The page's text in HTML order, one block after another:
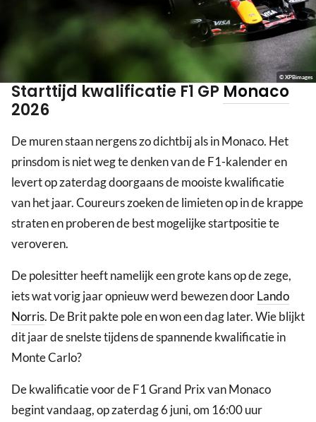
© XPBimages
Starttijd kwalificatie F1 GP Monaco
2026
De muren staan nergens zo dichtbij als in Monaco. Het
prinsdom is niet weg te denken van de F1-kalender en
levert op zaterdag doorgaans de mooiste kwalificatie
van het jaar. Coureurs zoeken de limieten op in de krappe
straten en proberen de best mogelijke startpositie te
veroveren.
De polesitter heeft namelijk een grote kans op de zege,
iets wat vorig jaar opnieuw werd bewezen doorLando
Norris. De Brit pakte pole en won een dag later. Wie blijkt
dit jaar de snelste tijdens de spannende kwalificatie in
Monte Carlo?
De kwalificatie voor de F1 Grand Prix van Monaco
begint vandaag, op zaterdag 6 juni, om 16:00 uur